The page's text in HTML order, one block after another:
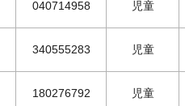
040714958 児童
340555283 児童
180276792 児童